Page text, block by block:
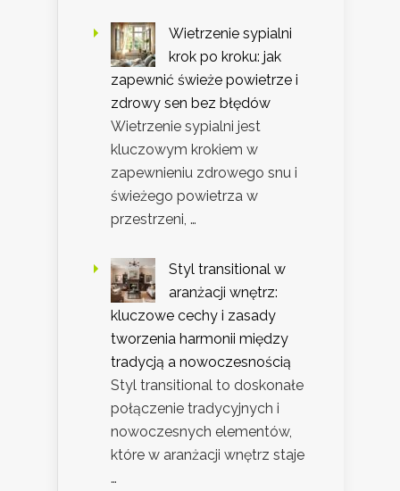
Wietrzenie sypialni
krok po kroku: jak
zapewnić świeże powietrze i
zdrowy sen bez błędów
Wietrzenie sypialni jest
kluczowym krokiem w
zapewnieniu zdrowego snu i
świeżego powietrza w
przestrzeni, …
Styl transitional w
aranżacji wnętrz:
kluczowe cechy i zasady
tworzenia harmonii między
tradycją a nowoczesnością
Styl transitional to doskonałe
połączenie tradycyjnych i
nowoczesnych elementów,
które w aranżacji wnętrz staje
…